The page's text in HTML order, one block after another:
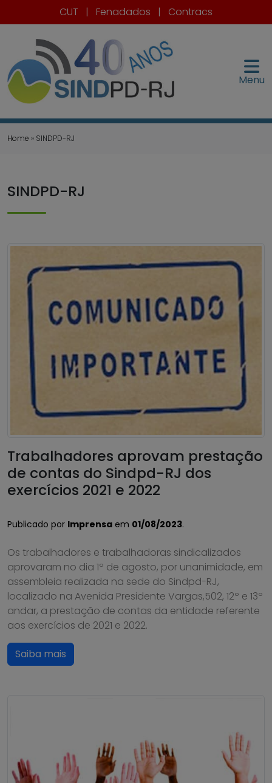
CUT | Fenadados | Contracs
Menu
Home » SINDPD-RJ
SINDPD-RJ
Trabalhadores aprovam prestação
de contas do Sindpd-RJ dos
exercícios 2021 e 2022
Publicado por Imprensa em 01/08/2023.
Os trabalhadores e trabalhadoras sindicalizados
aprovaram no dia 1º de agosto, por unanimidade, em
assembleia realizada na sede do Sindpd-RJ,
localizado na Avenida Presidente Vargas,502, 12º e 13º
andar, a prestação de contas da entidade referente
aos exercícios de 2021 e 2022.
Saiba mais